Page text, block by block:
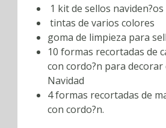
1 kit de sellos naviden?os
tintas de varios colores
goma de limpieza para
10 formas recortadas de
con cordo?n para decorar
Navidad
4 formas recortadas de
con cordo?n.